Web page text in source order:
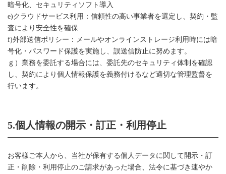
暗号化、セキュリティソフト導入
e)クラウドサービス利用：信頼性の高い事業者を選定し、契約・監
査により安全性を確保
f)外部送信ポリシー：メールやオンラインストレージ利用時には暗
号化・パスワード保護を実施し、誤送信防止に努めます。
ｇ）業務を委託する場合には、委託先のセキュリティ体制を確認
し、契約により個人情報保護を義務付けるなど適切な管理監督を
行います。
5.個人情報の開示・訂正・利用停止
お客様ご本人から、当社が保有する個人データに関して開示・訂
正・削除・利用停止のご請求があった場合、法令に基づき速やか